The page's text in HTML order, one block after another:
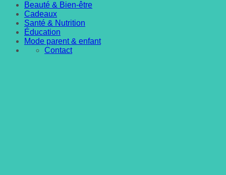
Beauté & Bien-être
Cadeaux
Santé & Nutrition
Éducation
Mode parent & enfant
Contact